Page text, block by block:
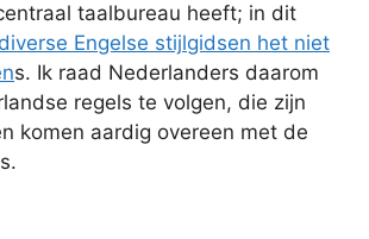
taalbureau heeft; in dit
Engelse stijlgidsen het niet
s. Ik raad Nederlanders daarom
regels te volgen, die zijn
komen aardig overeen met de